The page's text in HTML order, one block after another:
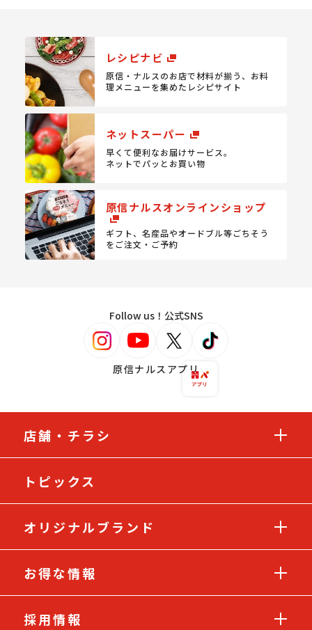
レシピナビ
原信・ナルスのお店で材料が揃う、 お料
理メニューを集めたレシピサイト
ネットスーパー
早くて便利なお届けサービス。
ネットでパッとお買い物
原信ナルスオンラインショップ
ギフト、名産品やオードブル等ごちそう
をご注文・ご予約
Follow us！公式SNS
原信ナルスアプリ
店舗・チラシ
トピックス
オリジナルブランド
お得な情報
採用情報